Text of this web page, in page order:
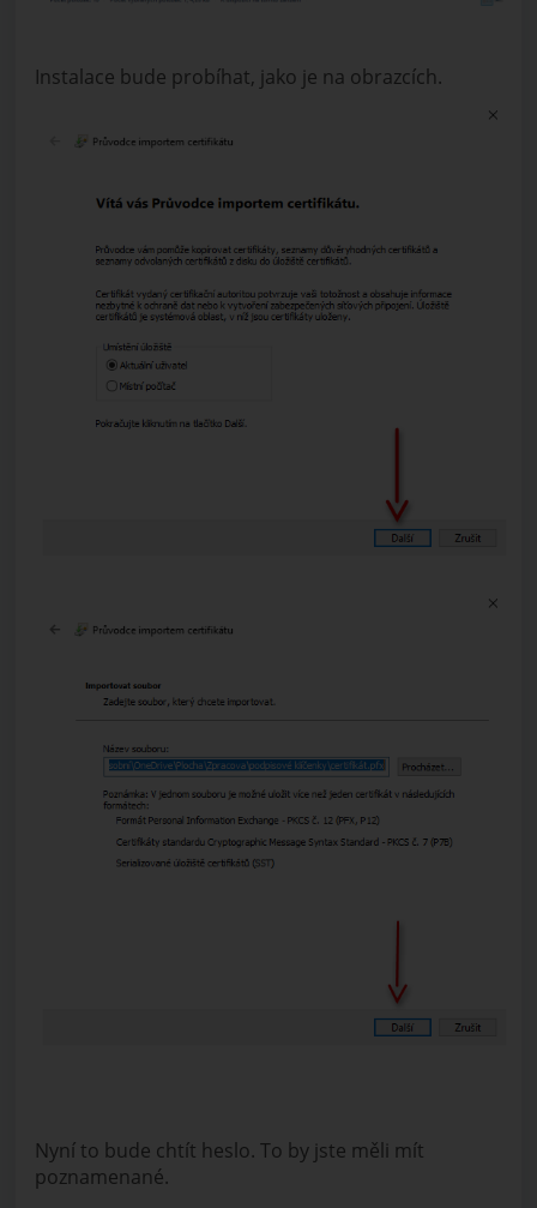
Instalace bude probíhat, jako je na obrazcích.
Nyní to bude chtít heslo. To by jste měli mít
poznamenané.